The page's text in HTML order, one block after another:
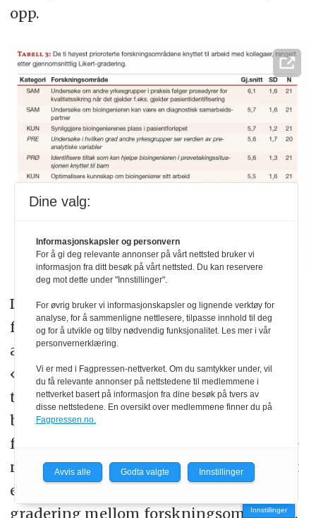
opp.
De ti viktigste forskningsprioriteringer
for «Bioingeniørfaget» vises i tabell 4. I
alt syv av disse områdene er knyttet til
«Sentral bioingeniørpraksis» (kursivert
tekst), mens tre tilhører «Bredere
bioingeniørpraksis» (vanlig tekst). Også
for dette spørsmålet ligger graderingene
noe lavere enn for pasientomsorg, og det
er generelt svært liten forskjell i
gradering mellom forskningsområdene.
Innstillinger
Dine valg:
Informasjonskapsler og personvern
For å gi deg relevante annonser på vårt nettsted bruker vi
informasjon fra ditt besøk på vårt nettsted. Du kan reservere
deg mot dette under "Innstillinger".
For øvrig bruker vi informasjonskapsler og lignende verktøy for
analyse, for å sammenligne nettlesere, tilpasse innhold til deg
og for å utvikle og tilby nødvendig funksjonalitet. Les mer i vår
personvernerklæring.
Vi er med i Fagpressen-nettverket. Om du samtykker under, vil
du få relevante annonser på nettstedene til medlemmene i
nettverket basert på informasjon fra dine besøk på tvers av
disse nettstedene. En oversikt over medlemmene finner du på
Fagpressen.no.
Avvis alle Godta valgte Innstillinger